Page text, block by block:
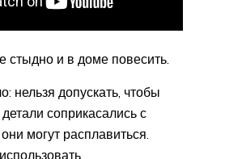
стыдно и в доме повесить.
нельзя допускать, чтобы
соприкасались с
могут расплавиться.